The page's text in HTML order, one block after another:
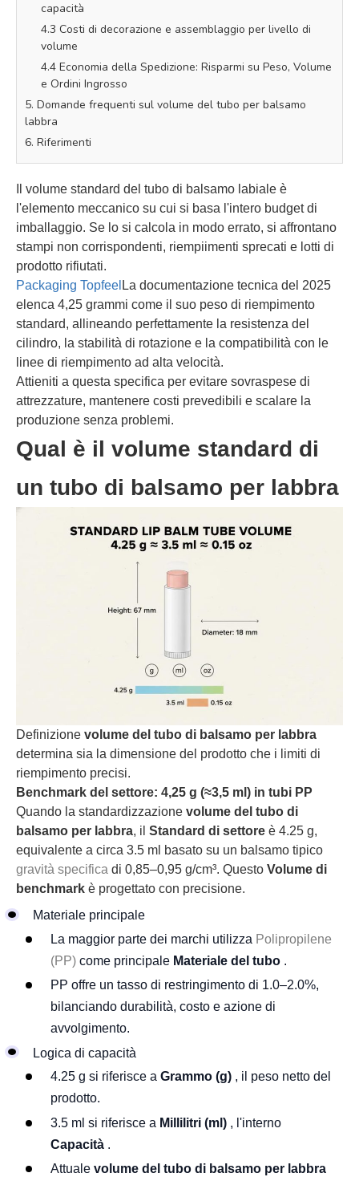
capacità
4.3 Costi di decorazione e assemblaggio per livello di
volume
4.4 Economia della Spedizione: Risparmi su Peso, Volume
e Ordini Ingrosso
5. Domande frequenti sul volume del tubo per balsamo
labbra
6. Riferimenti
Il volume standard del tubo di balsamo labiale è
l'elemento meccanico su cui si basa l'intero budget di
imballaggio. Se lo si calcola in modo errato, si affrontano
stampi non corrispondenti, riempiimenti sprecati e lotti di
prodotto rifiutati.
Packaging Topfeel La documentazione tecnica del 2025
elenca 4,25 grammi come il suo peso di riempimento
standard, allineando perfettamente la resistenza del
cilindro, la stabilità di rotazione e la compatibilità con le
linee di riempimento ad alta velocità.
Attieniti a questa specifica per evitare sovraspese di
attrezzature, mantenere costi prevedibili e scalare la
produzione senza problemi.
Qual è il volume standard di
un tubo di balsamo per labbra
Definizione volume del tubo di balsamo per labbra
determina sia la dimensione del prodotto che i limiti di
riempimento precisi.
Benchmark del settore: 4,25 g (≈3,5 ml) in tubi PP
Quando la standardizzazione volume del tubo di
balsamo per labbra, il Standard di settore è 4.25 g,
equivalente a circa 3.5 ml basato su un balsamo tipico
gravità specifica di 0,85–0,95 g/cm³. Questo Volume di
benchmark è progettato con precisione.
Materiale principale
La maggior parte dei marchi utilizza Polipropilene
(PP) come principale Materiale del tubo .
PP offre un tasso di restringimento di 1.0–2.0%,
bilanciando durabilità, costo e azione di
avvolgimento.
Logica di capacità
4.25 g si riferisce a Grammo (g) , il peso netto del
prodotto.
3.5 ml si riferisce a Millilitri (ml) , l'interno
Capacità .
Attuale volume del tubo di balsamo per labbra